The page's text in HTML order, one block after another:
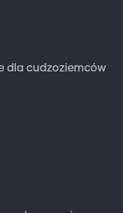
dla cudzoziemców